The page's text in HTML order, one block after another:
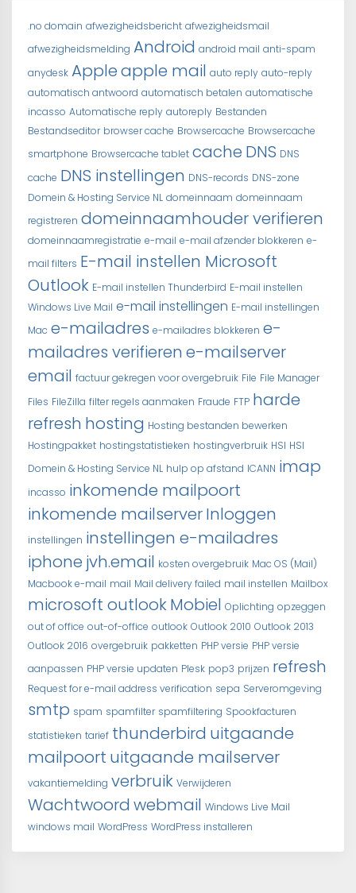
.no domain afwezigheidsbericht afwezigheidsmail
afwezigheidsmelding Android android mail anti-spam
anydesk Appleapple mail auto reply auto-reply
automatisch antwoord automatisch betalen automatische
incasso Automatische reply autoreply Bestanden
Bestandseditor browser cache Browsercache Browsercache
smartphone Browsercache tablet cache DNS DNS
cache DNS instellingen DNS-records DNS-zone
Domein & Hosting Service NL domeinnaam domeinnaam
registreren domeinnaamhouder verifieren
domeinnaamregistratie e-mail e-mail afzender blokkeren e-
mail filters E-mail instellen Microsoft
Outlook E-mail instellen Thunderbird E-mail instellen
Windows Live Mail e-mail instellingen E-mail instellingen
Mac e-mailadres e-mailadres blokkeren e-
mailadres verifieren e-mailserver
email factuur gekregen voor overgebruik File File Manager
Files FileZilla filter regels aanmaken Fraude FTP harde
refresh hosting Hosting bestanden bewerken
Hostingpakket hostingstatistieken hostingverbruik HSI HSI
Domein & Hosting Service NL hulp op afstand ICANN imap
incasso inkomende mailpoort
inkomende mailserverInloggen
instellingen instellingen e-mailadres
iphone jvh.email kosten overgebruik Mac OS (Mail)
Macbook e-mail mail Mail delivery failed mail instellen Mailbox
microsoft outlookMobiel Oplichting opzeggen
out of office out-of-office outlook Outlook 2010 Outlook 2013
Outlook 2016 overgebruik pakketten PHP versie PHP versie
aanpassen PHP versie updaten Plesk pop3 prijzen refresh
Request for e-mail address verification sepa Serveromgeving
smtp spam spamfilter spamfiltering Spookfacturen
statistieken tarief thunderbird uitgaande
mailpoort uitgaande mailserver
vakantiemelding verbruik Verwijderen
Wachtwoord webmail Windows Live Mail
windows mail WordPress WordPress installeren